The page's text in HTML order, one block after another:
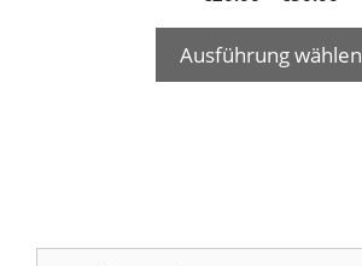
Ausführung wählen